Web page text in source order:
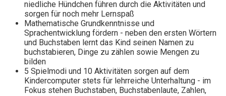
niedliche Hündchen führen durch die Aktivitäten und
sorgen für noch mehr Lernspaß
Mathematische Grundkenntnisse und
Sprachentwicklung fördern - neben den ersten Wörtern
und Buchstaben lernt das Kind seinen Namen zu
buchstabieren, Dinge zu zählen sowie Mengen zu
bilden
5 Spielmodi und 10 Aktivitäten sorgen auf dem
Kindercomputer stets für lehrreiche Unterhaltung - im
Fokus stehen Buchstaben, Buchstabenlaute, Zahlen,